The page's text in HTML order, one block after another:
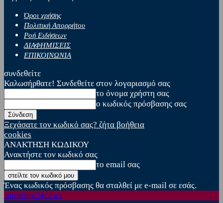
Όροι χρήσης
Πολιτική Απορρήτου
Ροή Ειδήσεων
ΔΙΑΦΗΜΙΣΕΙΣ
ΕΠΙΚΟΙΝΩΝΙΑ
συνδεθείτε
Καλωσήρθατε! Συνδεθείτε στον λογαριασμό σας
το όνομα χρήστη σας
ο κωδικός πρόσβασης σας
Ξεχάσατε τον κωδικό σας? ζήτα βοήθεια
cookies
ΑΝΑΚΤΗΣΗ ΚΩΔΙΚΟΥ
Ανακτήστε τον κωδικό σας
το email σας
Ένας κωδικός πρόσβασης θα σταλθεί με e-mail σε εσάς.
sporting24news